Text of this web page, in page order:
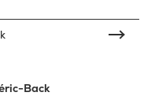
Back